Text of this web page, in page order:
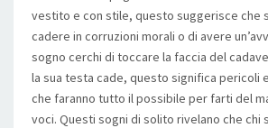
vestito e con stile, questo suggerisce che
cadere in corruzioni morali o di avere
sogno cerchi di toccare la faccia del
la sua testa cade, questo significa pericoli
che faranno tutto il possibile per farti del
voci. Questi sogni di solito rivelano che chi